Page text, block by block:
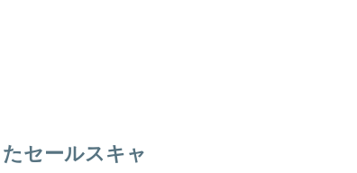
セールスキャ